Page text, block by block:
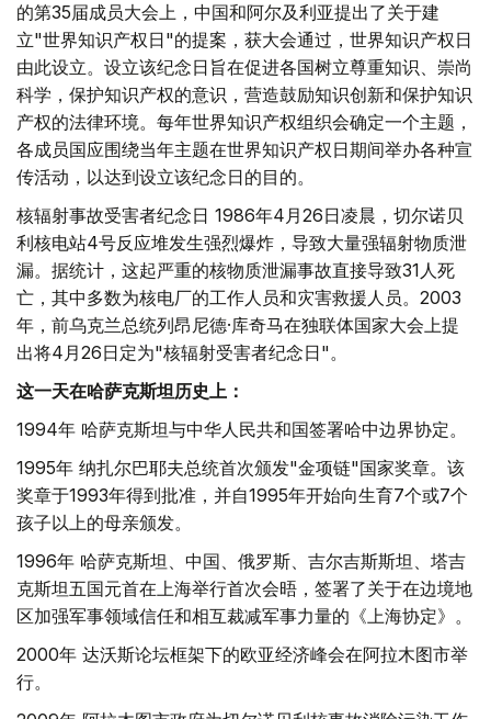
的第35届成员大会上，中国和阿尔及利亚提出了关于建
立"世界知识产权日"的提案，获大会通过，世界知识产权日
由此设立。设立该纪念日旨在促进各国树立尊重知识、崇尚
科学，保护知识产权的意识，营造鼓励知识创新和保护知识
产权的法律环境。每年世界知识产权组织会确定一个主题，
各成员国应围绕当年主题在世界知识产权日期间举办各种宣
传活动，以达到设立该纪念日的目的。
核辐射事故受害者纪念日 1986年4月26日凌晨，切尔诺贝
利核电站4号反应堆发生强烈爆炸，导致大量强辐射物质泄
漏。据统计，这起严重的核物质泄漏事故直接导致31人死
亡，其中多数为核电厂的工作人员和灾害救援人员。2003
年，前乌克兰总统列昂尼德·库奇马在独联体国家大会上提
出将4月26日定为"核辐射受害者纪念日"。
这一天在哈萨克斯坦历史上：
1994年 哈萨克斯坦与中华人民共和国签署哈中边界协定。
1995年 纳扎尔巴耶夫总统首次颁发"金项链"国家奖章。该
奖章于1993年得到批准，并自1995年开始向生育7个或7个
孩子以上的母亲颁发。
1996年 哈萨克斯坦、中国、俄罗斯、吉尔吉斯斯坦、塔吉
克斯坦五国元首在上海举行首次会晤，签署了关于在边境地
区加强军事领域信任和相互裁减军事力量的《上海协定》。
2000年 达沃斯论坛框架下的欧亚经济峰会在阿拉木图市举
行。